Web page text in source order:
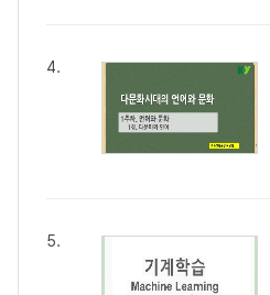
4.
5.